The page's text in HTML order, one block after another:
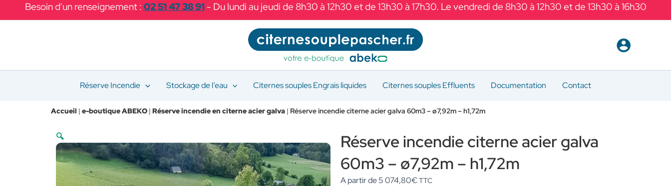
Besoin d'un renseignement : 02 51 47 38 91- Du lundi au jeudi de 8h30 à 12h30 et de 13h30 à 17h30. Le vendredi de 8h30 à 12h30 et de 13h30 à 16h30
Réserve Incendie Stockage de l’eau Citernes souples Engrais liquides Citernes souples Effluents Documentation Contact
Accueil | e-boutique ABEKO | Réserve incendie en citerne acier galva | Réserve incendie citerne acier galva 60m3 – ø7,92m – h1,72m
🔍
Réserve incendie citerne acier galva
60m3 – ø7,92m – h1,72m
A partir de5 074,80€TTC